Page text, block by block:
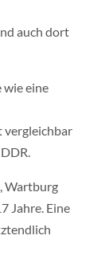
auch dort
wie eine
vergleichbar
Wartburg
Jahre. Eine